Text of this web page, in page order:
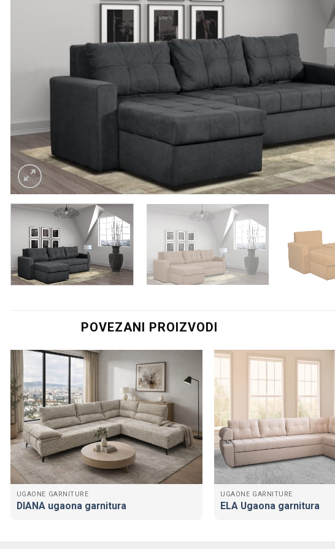
POVEZANI PROIZVODI
UGAONE GARNITURE
DIANA ugaona garnitura
UGAONE GARNITURE
ELA Ugaona garnitura